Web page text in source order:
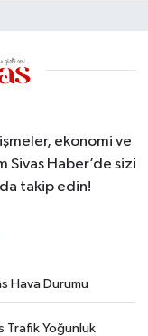
ekonomi ve
Haber’de sizi
takip edin!
Hava Durumu
Trafik Yoğunluk